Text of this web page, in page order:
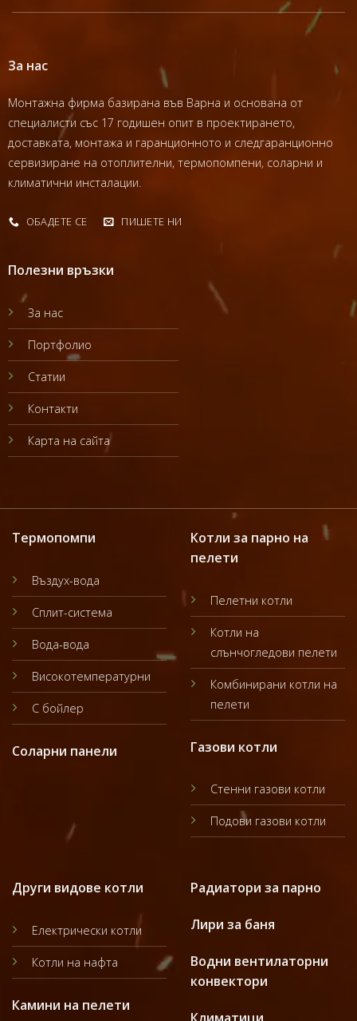
За нас
Монтажна фирма базирана във Варна и основана от
специалисти със 17 годишен опит в проектирането,
доставката, монтажа и гаранционното и следгаранционно
сервизиране на отоплителни, термопомпени, соларни и
климатични инсталации.
ОБАДЕТЕ СЕ ПИШЕТЕ НИ
Полезни връзки
За нас
Портфолио
Статии
Контакти
Карта на сайта
Термопомпи
Въздух-вода
Сплит-система
Вода-вода
Високотемпературни
С бойлер
Соларни панели
Котли за парно на
пелети
Пелетни котли
Котли на
слънчогледови пелети
Комбинирани котли на
пелети
Газови котли
Стенни газови котли
Подови газови котли
Други видове котли
Електрически котли
Котли на нафта
Камини на пелети
Радиатори за парно
Лири за баня
Водни вентилаторни
конвектори
Климатици